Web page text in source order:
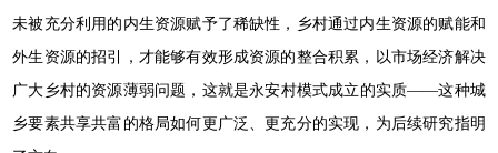
未被充分利用的内生资源赋予了稀缺性，乡村通过内生资源的赋能和
外生资源的招引，才能够有效形成资源的整合积累，以市场经济解决
广大乡村的资源薄弱问题，这就是永安村模式成立的实质——这种城
乡要素共享共富的格局如何更广泛、更充分的实现，为后续研究指明